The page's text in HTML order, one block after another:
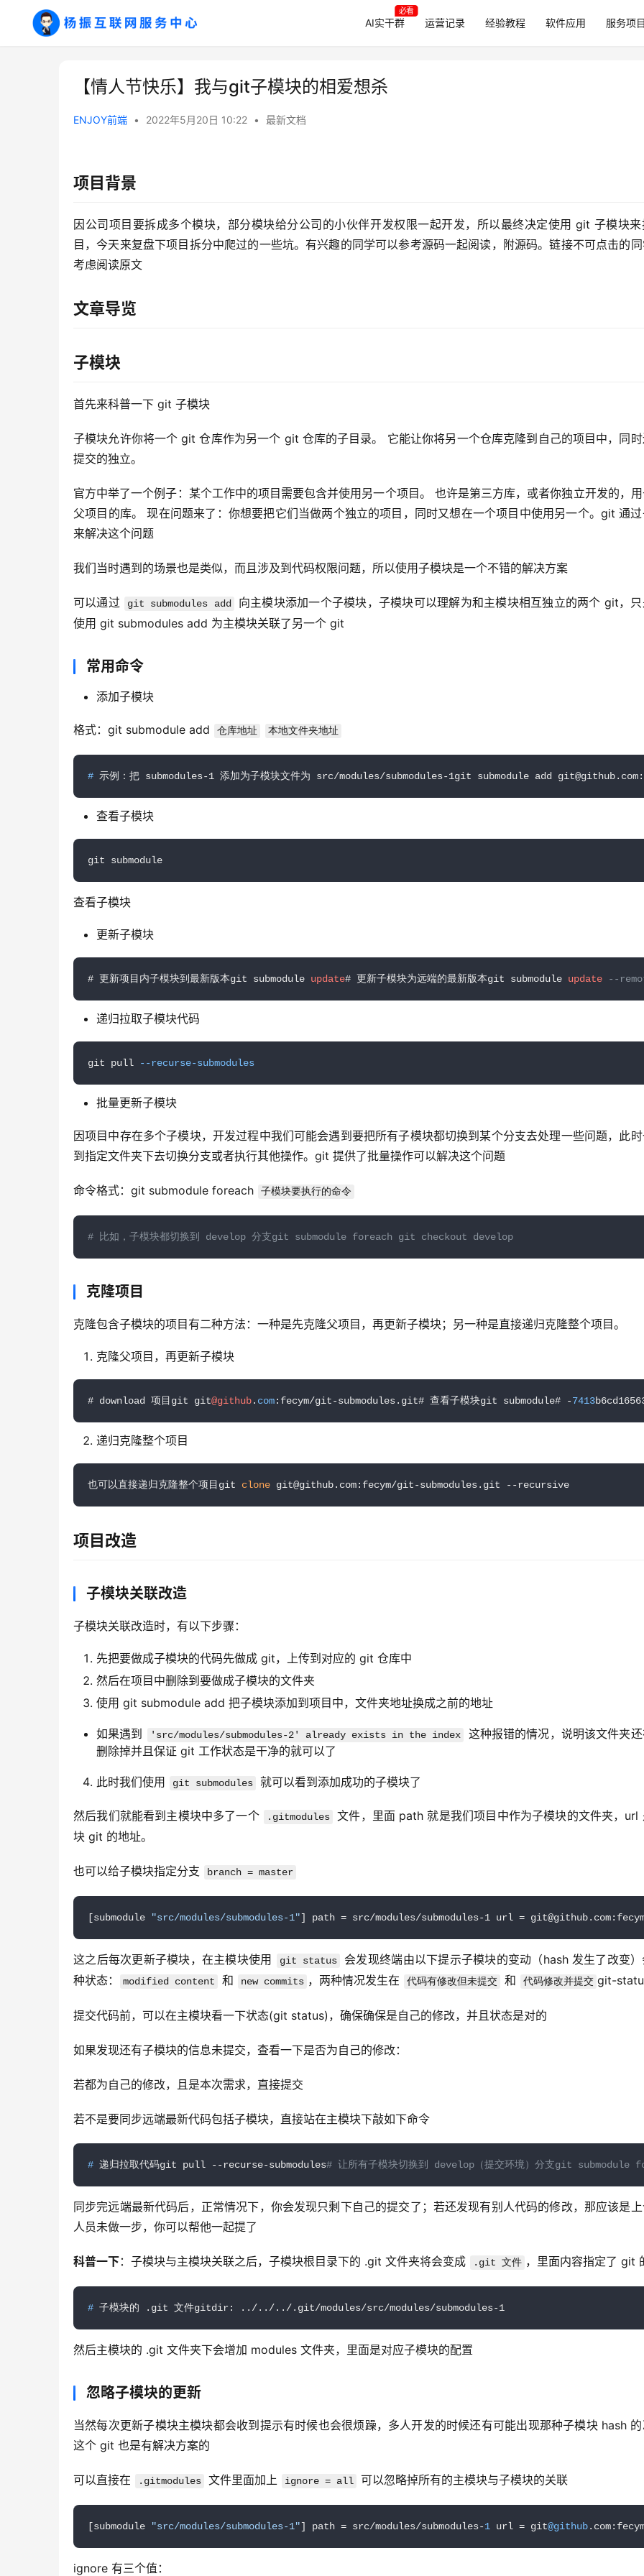
AI实干群
必看
运营记录 经验教程 软件应用 服务项目
【情人节快乐】我与git子模块的相爱想杀
ENJOY前端 • 2022年5月20日 10:22 • 最新文档
项目背景
因公司项目要拆成多个模块，部分模块给分公司的小伙伴开发权限一起开发，所以最终决定使用 git 子模块
目，今天来复盘下项目拆分中爬过的一些坑。有兴趣的同学可以参考源码一起阅读，附源码。链接不可点击的
考虑阅读原文
文章导览
子模块
首先来科普一下 git 子模块
子模块允许你将一个 git 仓库作为另一个 git 仓库的子目录。 它能让你将另一个仓库克隆到自己的项目中，同
提交的独立。
官方中举了一个例子：某个工作中的项目需要包含并使用另一个项目。 也许是第三方库，或者你独立开发的，
父项目的库。 现在问题来了：你想要把它们当做两个独立的项目，同时又想在一个项目中使用另一个。git 通
来解决这个问题
我们当时遇到的场景也是类似，而且涉及到代码权限问题，所以使用子模块是一个不错的解决方案
可以通过 git submodules add
向主模块添加一个子模块，子模块可以理解为和主模块相互独立的两个 git，
使用 git submodules add 为主模块关联了另一个 git
常用命令
添加子模块
格式：git submodule add 仓库地址 本地文件夹地址
# 示例：把 submodules-1 添加为子模块文件为 src/modules/submodules-1git submodule add
查看子模块
git submodule
查看子模块
更新子模块
# 更新项目内子模块到最新版本git submodule update# 更新子模块为远端的最新版本git submodule update --
递归拉取子模块代码
git pull --recurse-submodules
批量更新子模块
因项目中存在多个子模块，开发过程中我们可能会遇到要把所有子模块都切换到某个分支去处理一些问题，此
到指定文件夹下去切换分支或者执行其他操作。git 提供了批量操作可以解决这个问题
命令格式：git submodule foreach 子模块要执行的命令
# 比如，子模块都切换到 develop 分支git submodule foreach git checkout develop
克隆项目
克隆包含子模块的项目有二种方法：一种是先克隆父项目，再更新子模块；另一种是直接递归克隆整个项目。
克隆父项目，再更新子模块
# download 项目git git@github. com:fecym/git-submodules.git# 查看子模块git submodule# -7413
递归克隆整个项目
也可以直接递归克隆整个项目git clone git@github.com:fecym/git-submodules.git --recursive
项目改造
子模块关联改造
子模块关联改造时，有以下步骤：
先把要做成子模块的代码先做成 git，上传到对应的 git 仓库中
然后在项目中删除到要做成子模块的文件夹
使用 git submodule add 把子模块添加到项目中，文件夹地址换成之前的地址
如果遇到 'src/modules/submodules-2' already exists in the index
这种报错的情况，说明该文件夹还
删除掉并且保证 git 工作状态是干净的就可以了
此时我们使用 git submodules 就可以看到添加成功的子模块了
然后我们就能看到主模块中多了一个 .gitmodules
文件，里面 path 就是我们项目中作为子模块的文件夹，url
块 git 的地址。
也可以给子模块指定分支 branch = master
[submodule "src/modules/submodules-1"] path = src/modules/submodules-1 url =
这之后每次更新子模块，在主模块使用 git status
会发现终端由以下提示子模块的变动（hash 发生了改变
种状态：
modified content 和 new commits ，两种情况发生在 代码有修改但未提交 和 代码修改并提交 git-
提交代码前，可以在主模块看一下状态(git status)，确保确保是自己的修改，并且状态是对的
如果发现还有子模块的信息未提交，查看一下是否为自己的修改：
若都为自己的修改，且是本次需求，直接提交
若不是要同步远端最新代码包括子模块，直接站在主模块下敲如下命令
# 递归拉取代码git pull --recurse-submodules# 让所有子模块切换到 develop（提交环境）分支git
同步完远端最新代码后，正常情况下，你会发现只剩下自己的提交了；若还发现有别人代码的修改，那应该是
人员未做一步，你可以帮他一起提了
科普一下：子模块与主模块关联之后，子模块根目录下的 .git 文件夹将会变成 .git 文件 ，里面内容指定了 git
# 子模块的 .git 文件gitdir: ../../../.git/modules/src/modules/submodules-1
然后主模块的 .git 文件夹下会增加 modules 文件夹，里面是对应子模块的配置
忽略子模块的更新
当然每次更新子模块主模块都会收到提示有时候也会很烦躁，多人开发的时候还有可能出现那种子模块 hash 的
这个 git 也是有解决方案的
可以直接在 .gitmodules 文件里面加上 ignore = all 可以忽略掉所有的主模块与子模块的关联
[submodule "src/modules/submodules-1"] path = src/modules/submodules-1 url = git@github
ignore 有三个值：